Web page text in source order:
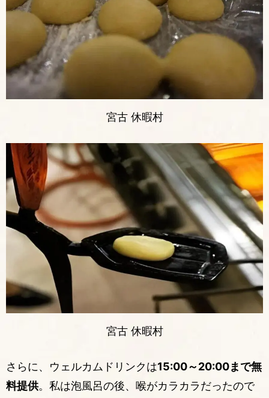
宮古 休暇村
宮古 休暇村
さらに、ウェルカムドリンクは15:00～20:00まで無
料提供。私は泡風呂の後、喉がカラカラだったので